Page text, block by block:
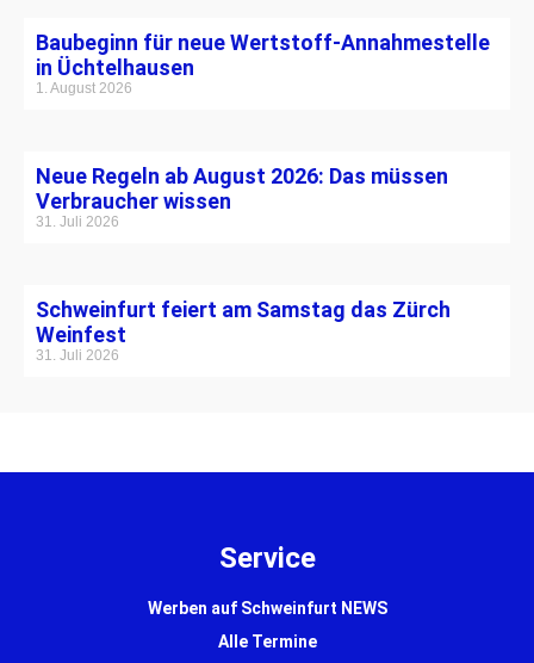
Baubeginn für neue Wertstoff-Annahmestelle
in Üchtelhausen
1. August 2026
Neue Regeln ab August 2026: Das müssen
Verbraucher wissen
31. Juli 2026
Schweinfurt feiert am Samstag das Zürch
Weinfest
31. Juli 2026
Service
Werben auf Schweinfurt NEWS
Alle Termine